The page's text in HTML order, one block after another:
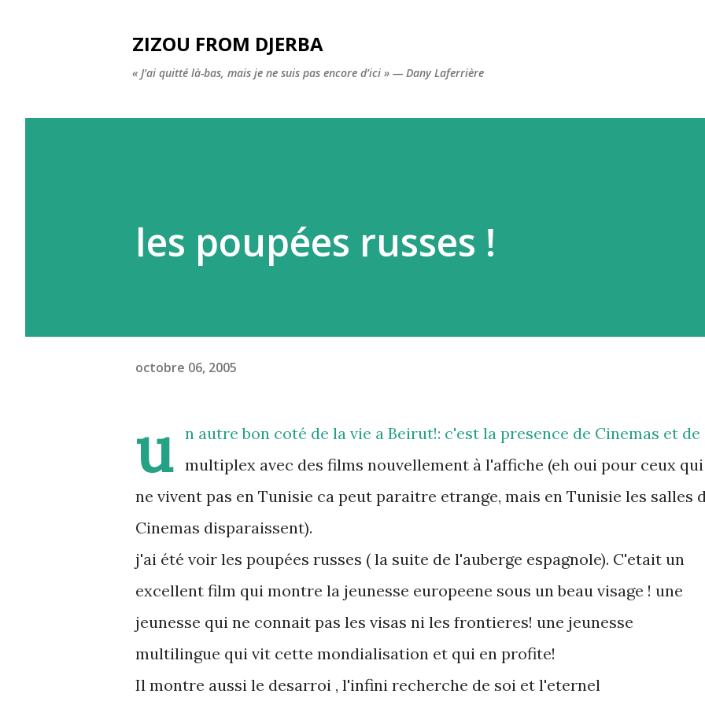
ZIZOU FROM DJERBA
« J’ai quitté là-bas, mais je ne suis pas encore d’ici » — Dany Laferrière
les poupées russes !
octobre 06, 2005
u
n autre bon coté de la vie a Beirut!: c'est la presence de Cinemas et de
multiplex avec des films nouvellement à l'affiche (eh oui pour ceux qui
ne vivent pas en Tunisie ca peut paraitre etrange, mais en Tunisie les salles
Cinemas disparaissent).
j'ai été voir les poupées russes ( la suite de l'auberge espagnole). C'etait un
excellent film qui montre la jeunesse europeene sous un beau visage ! une
jeunesse qui ne connait pas les visas ni les frontieres! une jeunesse
multilingue qui vit cette mondialisation et qui en profite!
Il montre aussi le desarroi , l'infini recherche de soi et l'eternel